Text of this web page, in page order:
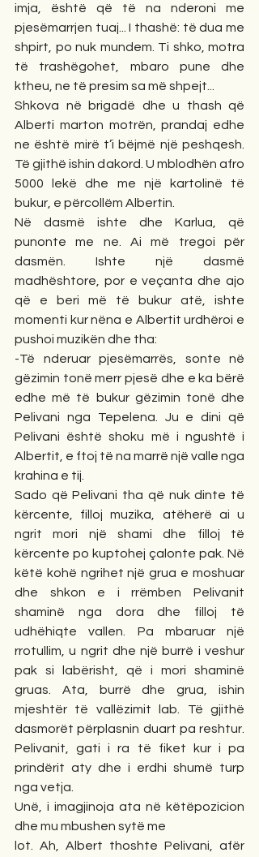
imja, është që të na nderoni me
pjesëmarrjen tuaj... I thashë: të dua me
shpirt, po nuk mundem. Ti shko, motra
të trashëgohet, mbaro pune dhe
ktheu, ne të presim sa më shpejt...
Shkova në brigadë dhe u thash që
Alberti marton motrën, prandaj edhe
ne është mirë t’i bëjmë një peshqesh.
Të gjithë ishin dakord. U mblodhën afro
5000 lekë dhe me një kartolinë të
bukur, e përcollëm Albertin.
Në dasmë ishte dhe Karlua, që
punonte me ne. Ai më tregoi për
dasmën. Ishte një dasmë
madhështore, por e veçanta dhe ajo
që e beri më të bukur atë, ishte
momenti kur nëna e Albertit urdhëroi e
pushoi muzikën dhe tha:
-Të nderuar pjesëmarrës, sonte në
gëzimin tonë merr pjesë dhe e ka bërë
edhe më të bukur gëzimin tonë dhe
Pelivani nga Tepelena. Ju e dini që
Pelivani është shoku më i ngushtë i
Albertit, e ftoj të na marrë një valle nga
krahina e tij.
Sado që Pelivani tha që nuk dinte të
kërcente, filloj muzika, atëherë ai u
ngrit mori një shami dhe filloj të
kërcente po kuptohej çalonte pak. Në
këtë kohë ngrihet një grua e moshuar
dhe shkon e i rrëmben Pelivanit
shaminë nga dora dhe filloj të
udhëhiqte vallen. Pa mbaruar një
rrotullim, u ngrit dhe një burrë i veshur
pak si labërisht, që i mori shaminë
gruas. Ata, burrë dhe grua, ishin
mjeshtër të vallëzimit lab. Të gjithë
dasmorët përplasnin duart pa reshtur.
Pelivanit, gati i ra të fiket kur i pa
prindërit aty dhe i erdhi shumë turp
nga vetja.
Unë, i imagjinoja ata në këtëpozicion
dhe mu mbushen sytë me
lot. Ah, Albert thoshte Pelivani, afër